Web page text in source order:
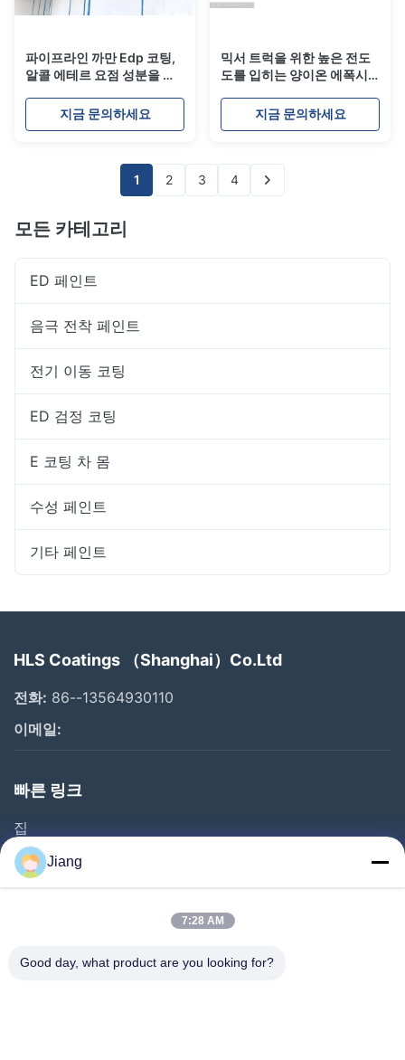
파이프라인 까만 Edp 코팅,
알콜 에테르 요점 성분을 가
지금 문의하세요
믹서 트럭을 위한 높은 전도
도를 입히는 양이온 에폭시
지금 문의하세요
1 2 3 4
모든 카테고리
ED 페인트
음극 전착 페인트
전기 이동 코팅
ED 검정 코팅
E 코팅 차 몸
수성 페인트
기타 페인트
HLS Coatings （Shanghai）Co.Ltd
전화: 86--13564930110
이메일:
빠른 링크
집
제품
비디오
우리 에 관한 것
Jiang
7:28 AM
Good day, what product are you looking for?